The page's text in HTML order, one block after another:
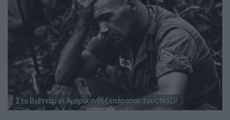
Στο Βιετνάμ οι Αμερικανοί ξεπέρασαν τους Ναζί!